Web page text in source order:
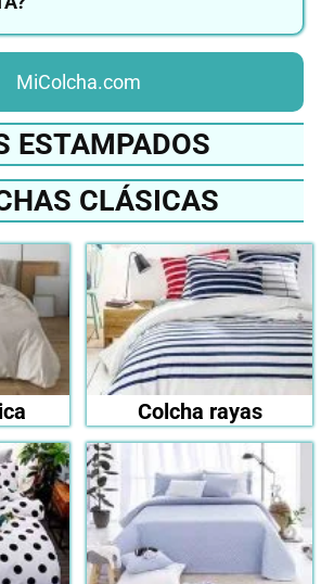
MiColcha.com
ESTAMPADOS
CLÁSICAS
Colcha rayas